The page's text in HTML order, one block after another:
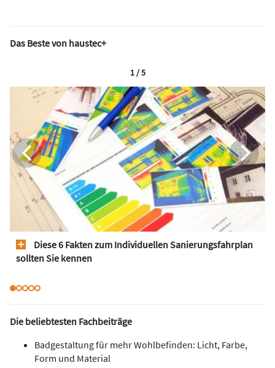
Das Beste von haustec+
Diese 6 Fakten zum Individuellen Sanierungsfahrplan
sollten Sie kennen
1 / 5
Die beliebtesten Fachbeiträge
Badgestaltung für mehr Wohlbefinden: Licht, Farbe,
Form und Material